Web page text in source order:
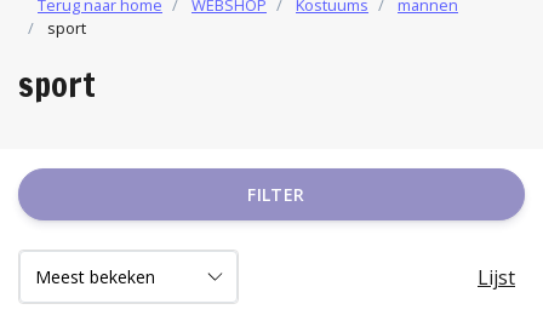
Terug naar home WEBSHOP Kostuums
mannen
sport
sport
FILTER
Lijst